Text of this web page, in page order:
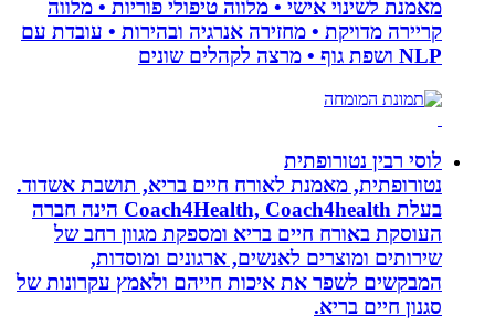
מאמנת לשינוי אישי • מלווה טיפולי פוריות • מלווה
קריירה מדויקת • מחזירה אנרגיה ובהירות • עובדת עם
NLP ושפת גוף • מרצה לקהלים שונים
לוסי רבין נטורופתית
נטורופתית, מאמנת לאורח חיים בריא, תושבת אשדוד.
בעלת Coach4Health, Coach4health הינה חברה
העוסקת באורח חיים בריא ומספקת מגוון רחב של
שירותים ומוצרים לאנשים, ארגונים ומוסדות,
המבקשים לשפר את איכות חייהם ולאמץ עקרונות של
סגנון חיים בריא.